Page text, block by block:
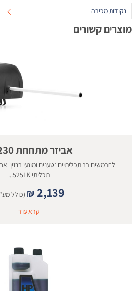
נקודות מכירה
מוצרים קשורים
אביזר מתחחת CA230
לחרמשים רב תכליתיים נטענים ומונעי
תכליתי 525LK...
₪ 2,139
(כולל
קרא עוד